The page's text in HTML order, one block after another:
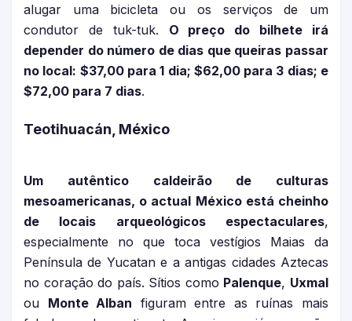
alugar uma bicicleta ou os serviços de um
condutor de tuk-tuk. O preço do bilhete irá
depender do número de dias que queiras passar
no local: $37,00 para 1 dia; $62,00 para 3 dias; e
$72,00 para 7 dias.
Teotihuacán, México
Um autêntico caldeirão de culturas
mesoamericanas, o actual México está cheinho
de locais arqueológicos espectaculares,
especialmente no que toca vestígios Maias da
Península de Yucatan e a antigas cidades Aztecas
no coração do país. Sítios como Palenque, Uxmal
ou Monte Alban figuram entre as ruínas mais